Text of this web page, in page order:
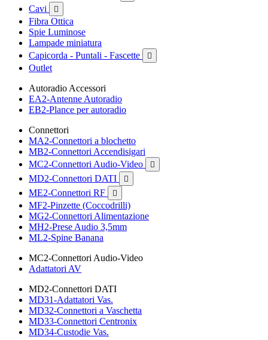
Cavi 
Fibra Ottica
Spie Luminose
Lampade miniatura
Capicorda - Puntali - Fascette

Outlet
Autoradio Accessori
EA2-Antenne Autoradio
EB2-Plance per autoradio
Connettori
MA2-Connettori a blochetto
MB2-Connettori Accendisigari
MC2-Connettori Audio-Video

MD2-Connettori DATI 
ME2-Connettori RF 
MF2-Pinzette (Coccodrilli)
MG2-Connettori Alimentazione
MH2-Prese Audio 3,5mm
ML2-Spine Banana
MC2-Connettori Audio-Video
Adattatori AV
MD2-Connettori DATI
MD31-Adattatori Vas.
MD32-Connettori a Vaschetta
MD33-Connettori Centronix
MD34-Custodie Vas.